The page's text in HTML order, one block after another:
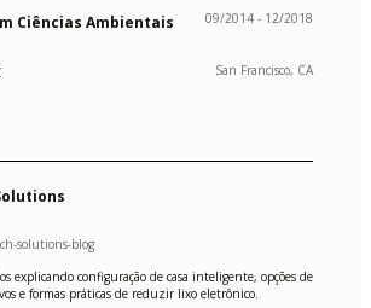
Ciências Ambientais 09/2014 - 12/2018
San Francisco, CA
solutions-blog
explicando configuração de casa inteligente, opções de
e formas práticas de reduzir lixo eletrônico.